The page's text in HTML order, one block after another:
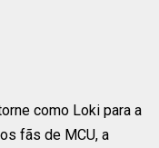
como Loki para a
fãs de MCU, a